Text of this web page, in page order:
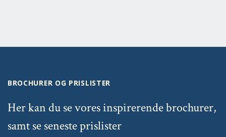
BROCHURER OG PRISLISTER
Her kan du se vores inspirerende brochurer,
samt se seneste prislister